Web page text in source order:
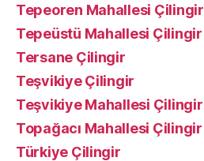
Tepeoren Mahallesi Çilingir
Tepeüstü Mahallesi Çilingir
Tersane Çilingir
Teşvikiye Çilingir
Teşvikiye Mahallesi Çilingir
Topağacı Mahallesi Çilingir
Türkiye Çilingir